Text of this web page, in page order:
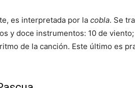
es interpretada por la cobla. Se
y doce instrumentos: 10 de
de la canción. Este último es